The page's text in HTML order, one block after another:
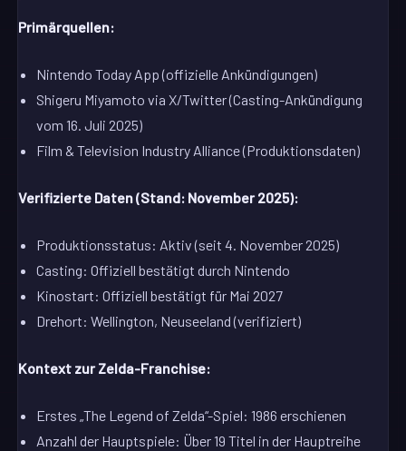
Primärquellen:
Nintendo Today App (offizielle Ankündigungen)
Shigeru Miyamoto via X/Twitter (Casting-Ankündigung
vom 16. Juli 2025)
Film & Television Industry Alliance (Produktionsdaten)
Verifizierte Daten (Stand: November 2025):
Produktionsstatus: Aktiv (seit 4. November 2025)
Casting: Offiziell bestätigt durch Nintendo
Kinostart: Offiziell bestätigt für Mai 2027
Drehort: Wellington, Neuseeland (verifiziert)
Kontext zur Zelda-Franchise:
Erstes „The Legend of Zelda“-Spiel: 1986 erschienen
Anzahl der Hauptspiele: Über 19 Titel in der Hauptreihe